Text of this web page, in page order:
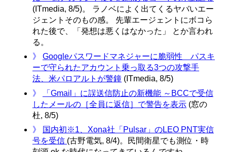
(ITmedia, 8/5)。 ラノベによく出てくるヤバいエー
ジェントそのもの感。 先輩エージェントにボコら
れた後で、「発想は悪くはなかった」 とか言われ
る。
》
Googleパスワードマネジャーに脆弱性 パスキ
ーで守られたアカウント乗っ取る3つの攻撃手
法、米パロアルトが警鐘 (ITmedia, 8/5)
》
「Gmail」に誤送信防止の新機能 ～BCCで受信
したメールの［全員に返信］で警告を表示 (窓の
杜, 8/5)
》
国内初※1、Xona社「Pulsar」のLEO PNT実信
号を受信 (古野電気, 8/4)。民間衛星でも測位・時